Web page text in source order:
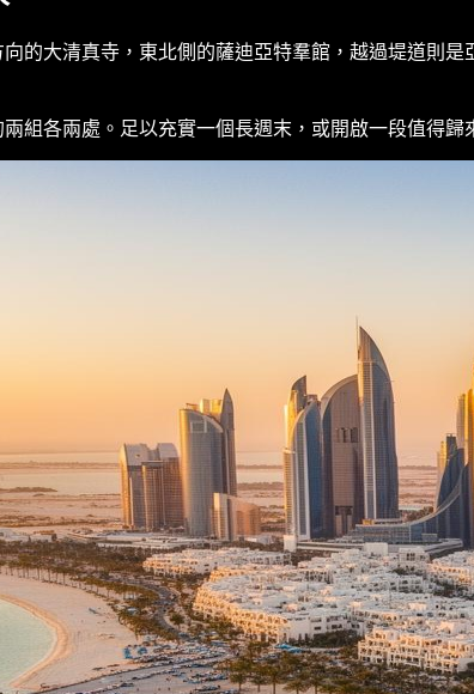
大清真寺，東北側的薩迪亞特羣館，越過堤道則是
各兩處。足以充實一個長週末，或開啟一段值得歸